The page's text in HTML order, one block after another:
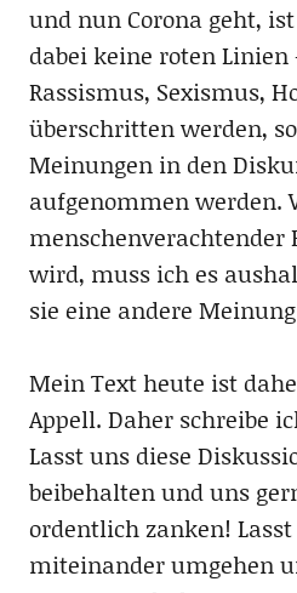
und nun Corona geht,
dabei keine roten Linien
Rassismus, Sexismus,
überschritten werden,
Meinungen in den
aufgenommen werden.
menschenverachtender
wird, muss ich es
sie eine andere
Mein Text heute ist
Appell. Daher schreibe
Lasst uns diese
beibehalten und uns
ordentlich zanken!
miteinander umgehen